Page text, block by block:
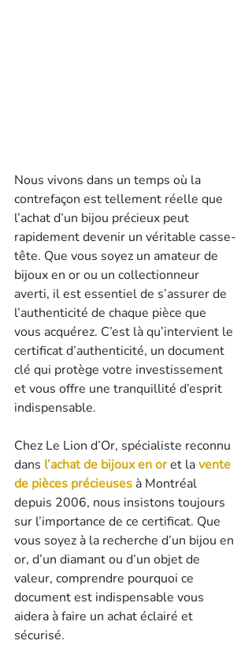
Nous vivons dans un temps où la
contrefaçon est tellement réelle que
l’achat d’un bijou précieux peut
rapidement devenir un véritable casse-
tête. Que vous soyez un amateur de
bijoux en or ou un collectionneur
averti, il est essentiel de s’assurer de
l’authenticité de chaque pièce que
vous acquérez. C’est là qu’intervient le
certificat d’authenticité, un document
clé qui protège votre investissement
et vous offre une tranquillité d’esprit
indispensable.
Chez Le Lion d’Or, spécialiste reconnu
dans l’achat de bijoux en or et la vente
de pièces précieuses à Montréal
depuis 2006, nous insistons toujours
sur l’importance de ce certificat. Que
vous soyez à la recherche d’un bijou en
or, d’un diamant ou d’un objet de
valeur, comprendre pourquoi ce
document est indispensable vous
aidera à faire un achat éclairé et
sécurisé.